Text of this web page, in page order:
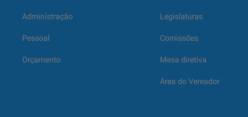
Administração
Pessoal
Orçamento
Legislaturas
Comissões
Mesa diretiva
Área do Vereador